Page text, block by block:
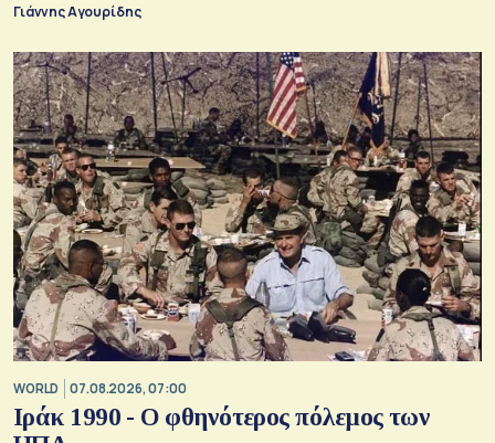
Γιάννης Αγουρίδης
WORLD 07.08.2026, 07:00
Ιράκ 1990 - Ο φθηνότερος πόλεμος των